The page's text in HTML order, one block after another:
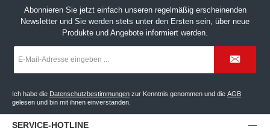
Abonnieren Sie jetzt einfach unseren regelmäßig erscheinenden
Newsletter und Sie werden stets unter den Ersten sein, über neue
Produkte und Angebote informiert werden.
Mail-
*
Ich habe die Datenschutzbestimmungen zur Kenntnis genommen und die AGB
gelesen und bin mit ihnen einverstanden.
SERVICE-HOTLINE